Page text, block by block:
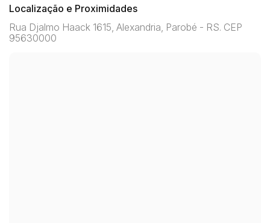
Localização e Proximidades
Rua Djalmo Haack 1615, Alexandria, Parobé - RS. CEP
95630000